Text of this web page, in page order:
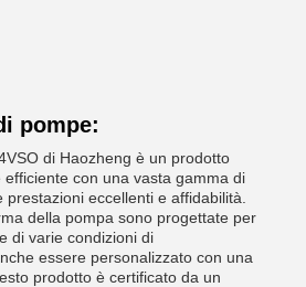
pompe:
di Haozheng è un prodotto
con una vasta gamma di
eccellenti e affidabilità.
della pompa sono progettate per
di varie condizioni di
essere personalizzato con una
prodotto è certificato da un